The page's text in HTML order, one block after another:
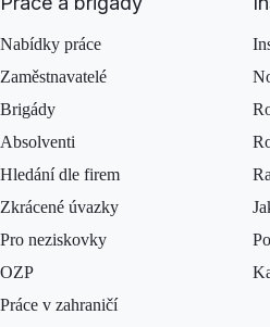
Nabídky práce
Zaměstnavatelé
Brigády
Absolventi
Hledání dle firem
Zkrácené úvazky
Pro neziskovky
OZP
Práce v zahraničí